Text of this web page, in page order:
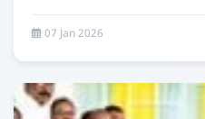
07 Jan 2026